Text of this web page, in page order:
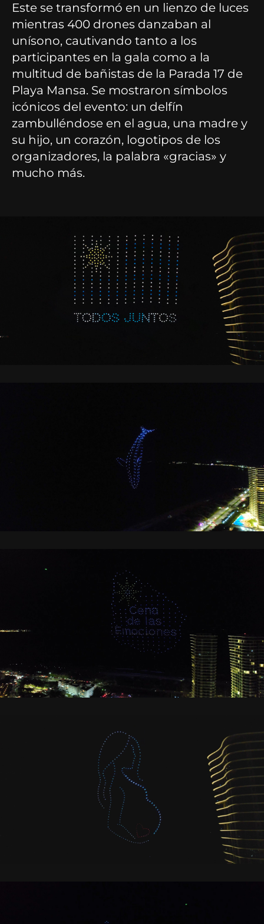
Este se transformó en un lienzo de luces
mientras 400 drones danzaban al
unísono, cautivando tanto a los
participantes en la gala como a la
multitud de bañistas de la Parada 17 de
Playa Mansa. Se mostraron símbolos
icónicos del evento: un delfín
zambulléndose en el agua, una madre y
su hijo, un corazón, logotipos de los
organizadores, la palabra «gracias» y
mucho más.